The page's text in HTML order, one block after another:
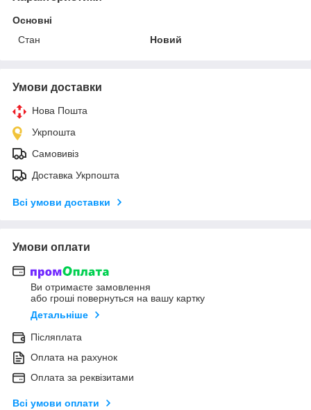
Основні
Стан
Новий
Умови доставки
Нова Пошта
Укрпошта
Самовивіз
Доставка Укрпошта
Всі умови доставки
Умови оплати
Ви отримаєте замовлення
або гроші повернуться на вашу картку
Детальніше
Післяплата
Оплата на рахунок
Оплата за реквізитами
Всі умови оплати